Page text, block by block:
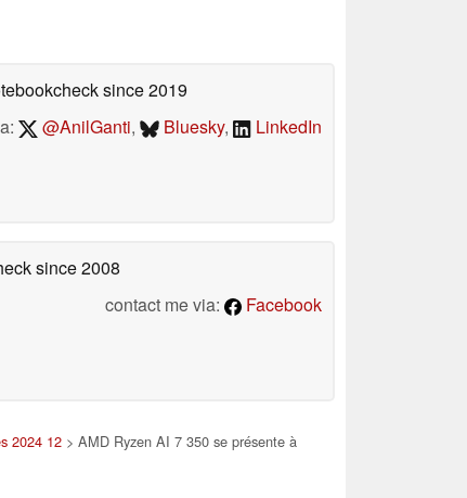
since 2019
@AnilGanti, Bluesky, LinkedIn
since 2008
contact me via:
Facebook
2024 12 > AMD Ryzen AI 7 350 se présente à